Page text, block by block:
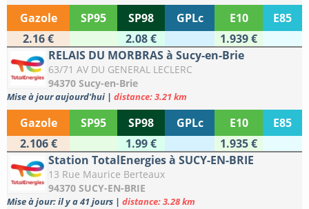
Gazole SP95 SP98 GPLc E10
E85
2.16 €
2.08 €
1.939 €
RELAIS DU MORBRAS à Sucy-en-Brie
63/71 AV DU GENERAL LECLERC
94370 Sucy-en-Brie
Mise à jour aujourd'hui | distance: 3.21 km
Gazole SP95 SP98 GPLc E10
E85
2.106 €
1.99 €
1.935 €
Station TotalEnergies à SUCY-EN-BRIE
13 Rue Maurice Berteaux
94370 SUCY-EN-BRIE
Mise à jour: il y a 41 jours | distance: 3.28 km